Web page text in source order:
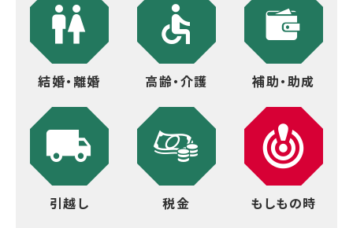
結婚・離婚 高齢・介護 補助・助成
引越し 税金 もしもの時